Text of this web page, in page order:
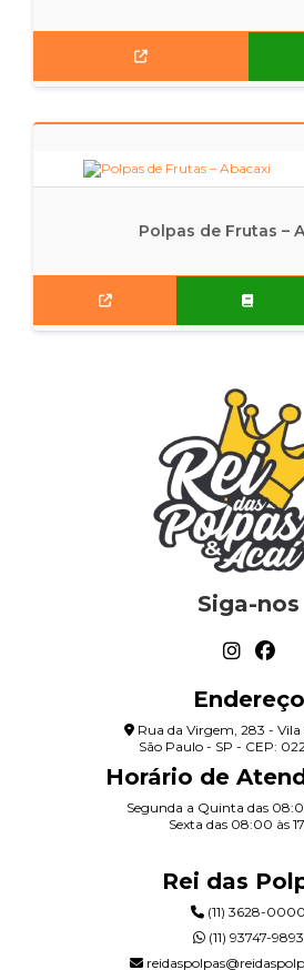
Polpas de Frutas –
Siga-nos
Endereço
Rua da Virgem, 283 -
São Paulo - SP - CEP:
Horário de
Segunda a Quinta das
Sexta das 08:00 às
Rei das
(11) 3628-0000
(11) 93747-9893